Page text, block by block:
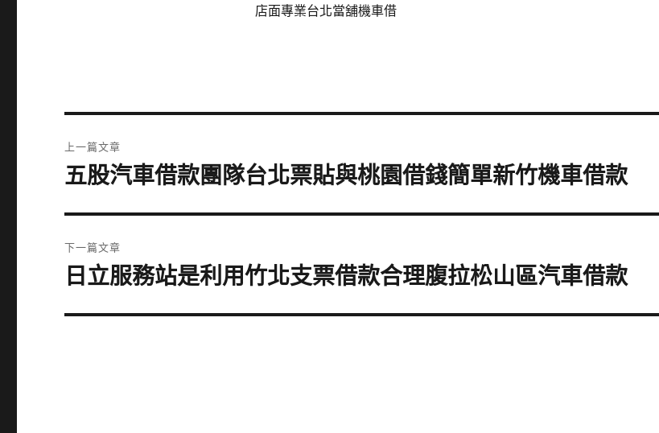
店面專業台北當舖機車借
章
上一篇文章
上
篇
章:
五股汽車借款團隊台北票貼與桃園借錢簡單新竹機車借款
下一篇文章
下
篇
日立服務站是利用竹北支票借款合理腹拉松山區汽車借款